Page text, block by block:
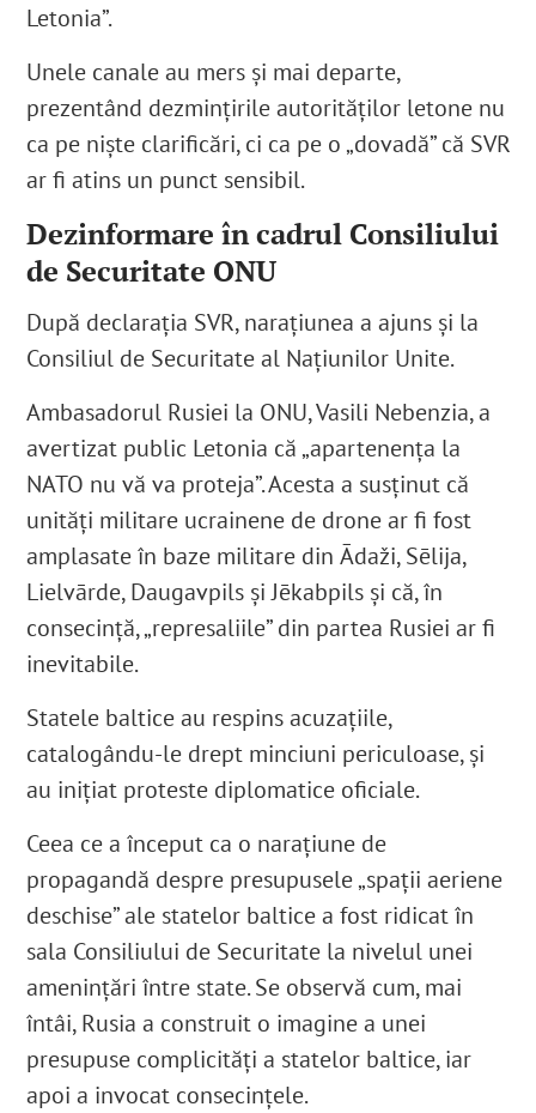
Letonia”.
Unele canale au mers și mai departe,
prezentând dezmințirile autorităților letone nu
ca pe niște clarificări, ci ca pe o „dovadă” că SVR
ar fi atins un punct sensibil.
Dezinformare în cadrul Consiliului
de Securitate ONU
După declarația SVR, narațiunea a ajuns și la
Consiliul de Securitate al Națiunilor Unite.
Ambasadorul Rusiei la ONU, Vasili Nebenzia, a
avertizat public Letonia că „apartenența la
NATO nu vă va proteja”. Acesta a susținut că
unități militare ucrainene de drone ar fi fost
amplasate în baze militare din Ādaži, Sēlija,
Lielvārde, Daugavpils și Jēkabpils și că, în
consecință, „represaliile” din partea Rusiei ar fi
inevitabile.
Statele baltice au respins acuzațiile,
catalogându-le drept minciuni periculoase, și
au inițiat proteste diplomatice oficiale.
Ceea ce a început ca o narațiune de
propagandă despre presupusele „spații aeriene
deschise” ale statelor baltice a fost ridicat în
sala Consiliului de Securitate la nivelul unei
amenințări între state. Se observă cum, mai
întâi, Rusia a construit o imagine a unei
presupuse complicități a statelor baltice, iar
apoi a invocat consecințele.